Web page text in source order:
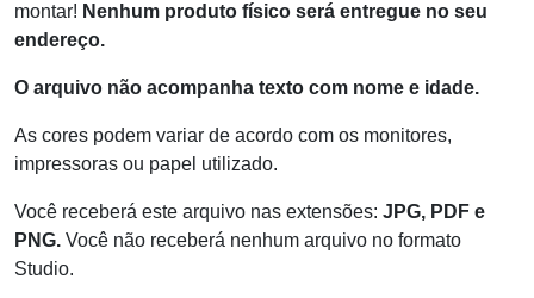
montar! Nenhum produto físico será entregue no seu
endereço.
O arquivo não acompanha texto com nome e idade.
As cores podem variar de acordo com os monitores,
impressoras ou papel utilizado.
Você receberá este arquivo nas extensões: JPG, PDF e
PNG. Você não receberá nenhum arquivo no formato
Studio.